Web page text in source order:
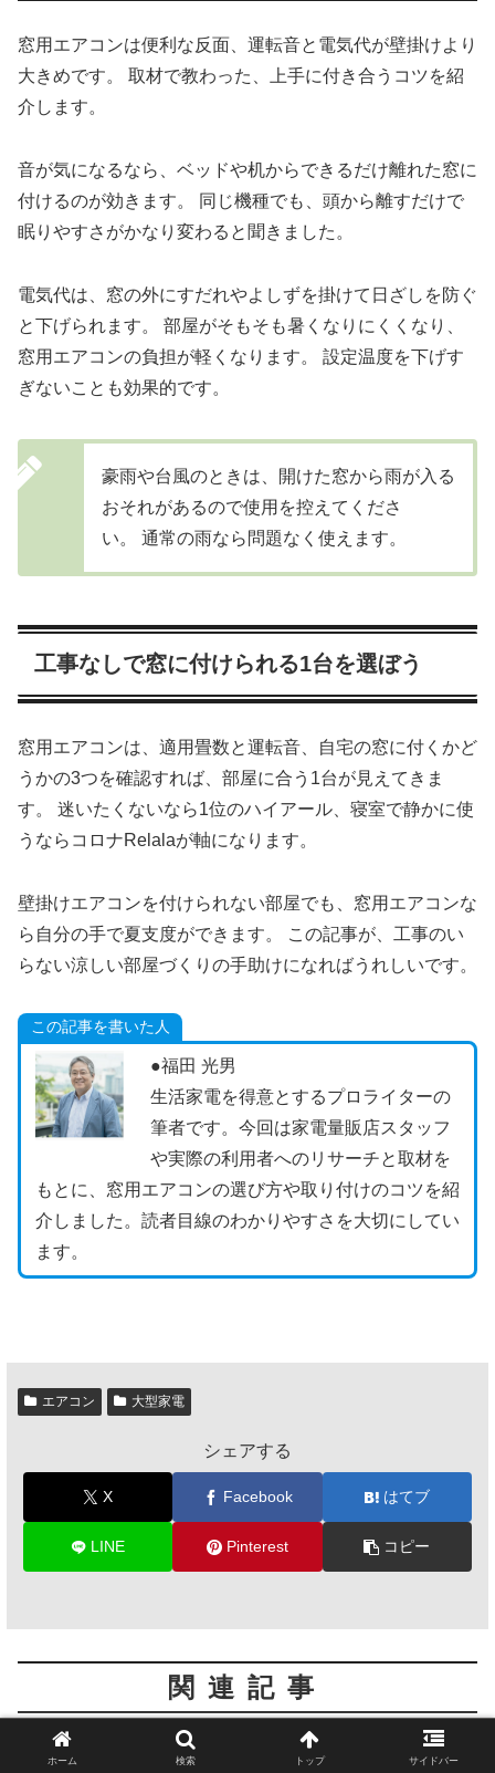
窓用エアコンは便利な反面、運転音と電気代が壁掛けより
大きめです。 取材で教わった、上手に付き合うコツを紹
介します。
音が気になるなら、ベッドや机からできるだけ離れた窓に
付けるのが効きます。 同じ機種でも、頭から離すだけで
眠りやすさがかなり変わると聞きました。
電気代は、窓の外にすだれやよしずを掛けて日ざしを防ぐ
と下げられます。 部屋がそもそも暑くなりにくくなり、
窓用エアコンの負担が軽くなります。 設定温度を下げす
ぎないことも効果的です。
豪雨や台風のときは、開けた窓から雨が入る
おそれがあるので使用を控えてくださ
い。 通常の雨なら問題なく使えます。
工事なしで窓に付けられる1台を選ぼう
窓用エアコンは、適用畳数と運転音、自宅の窓に付くかど
うかの3つを確認すれば、部屋に合う1台が見えてきま
す。 迷いたくないなら1位のハイアール、寝室で静かに使
うならコロナRelalaが軸になります。
壁掛けエアコンを付けられない部屋でも、窓用エアコンな
ら自分の手で夏支度ができます。 この記事が、工事のい
らない涼しい部屋づくりの手助けになればうれしいです。
この記事を書いた人
●福田 光男
生活家電を得意とするプロライターの
筆者です。今回は家電量販店スタッフ
や実際の利用者へのリサーチと取材を
もとに、窓用エアコンの選び方や取り付けのコツを紹
介しました。読者目線のわかりやすさを大切にしてい
ます。
エアコン 大型家電
シェアする
X Facebook はてブ
LINE Pinterest コピー
関連記事
エアコン
安く買える エアコン おすすめ8選
ホーム 検索 トップ サイドバー